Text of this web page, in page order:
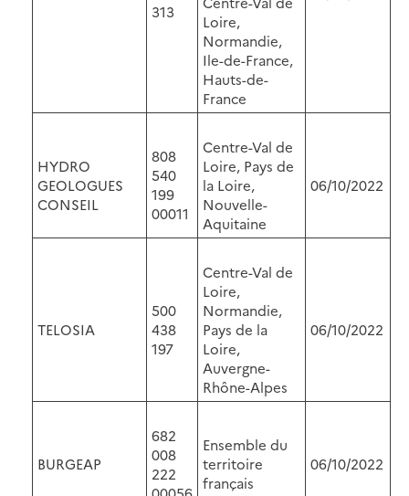
313
Loire,
Normandie,
Ile-de-France,
Hauts-de-
France
HYDRO
GEOLOGUES
CONSEIL
808
540
199
00011
Centre-Val de
Loire, Pays de
la Loire,
Nouvelle-
Aquitaine
06/10/2022
TELOSIA
500
438
197
Centre-Val de
Loire,
Normandie,
Pays de la
Loire,
Auvergne-
Rhône-Alpes
06/10/2022
BURGEAP
682
008
222
Ensemble du
territoire
français
06/10/2022